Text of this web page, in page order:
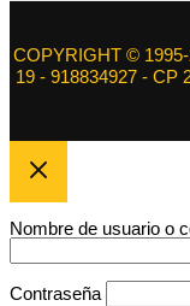
COPYRIGHT ©
19 - 918834927 - CP
Nombre de usuario o
Contraseña